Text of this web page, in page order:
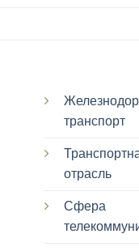
транспорт
отрасль
Сфера